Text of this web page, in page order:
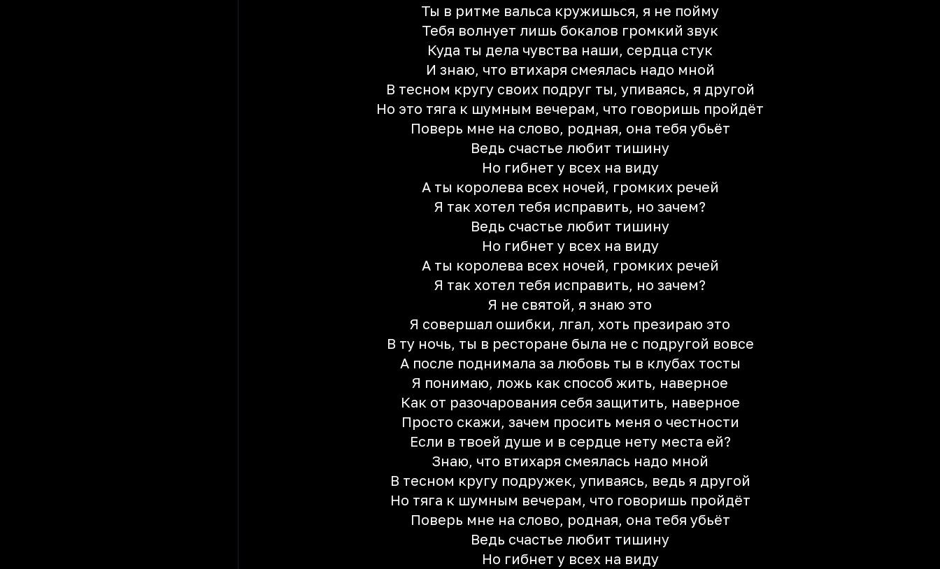
Ты в ритме вальса кружишься, я не пойму
Тебя волнует лишь бокалов громкий звук
Куда ты дела чувства наши, сердца стук
И знаю, что втихаря смеялась надо мной
В тесном кругу своих подруг ты, упиваясь, я другой
Но это тяга к шумным вечерам, что говоришь пройдёт
Поверь мне на слово, родная, она тебя убьёт
Ведь счастье любит тишину
Но гибнет у всех на виду
А ты королева всех ночей, громких речей
Я так хотел тебя исправить, но зачем?
Ведь счастье любит тишину
Но гибнет у всех на виду
А ты королева всех ночей, громких речей
Я так хотел тебя исправить, но зачем?
Я не святой, я знаю это
Я совершал ошибки, лгал, хоть презираю это
В ту ночь, ты в ресторане была не с подругой вовсе
А после поднимала за любовь ты в клубах тосты
Я понимаю, ложь как способ жить, наверное
Как от разочарования себя защитить, наверное
Просто скажи, зачем просить меня о честности
Если в твоей душе и в сердце нету места ей?
Знаю, что втихаря смеялась надо мной
В тесном кругу подружек, упиваясь, ведь я другой
Но тяга к шумным вечерам, что говоришь пройдёт
Поверь мне на слово, родная, она тебя убьёт
Ведь счастье любит тишину
Но гибнет у всех на виду